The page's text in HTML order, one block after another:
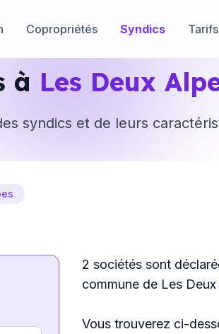
Copropriétés Syndics Tarifs
à Les Deux
syndics et de leurs
2 sociétés sont
commune de Les Deux
Vous trouverez ci-